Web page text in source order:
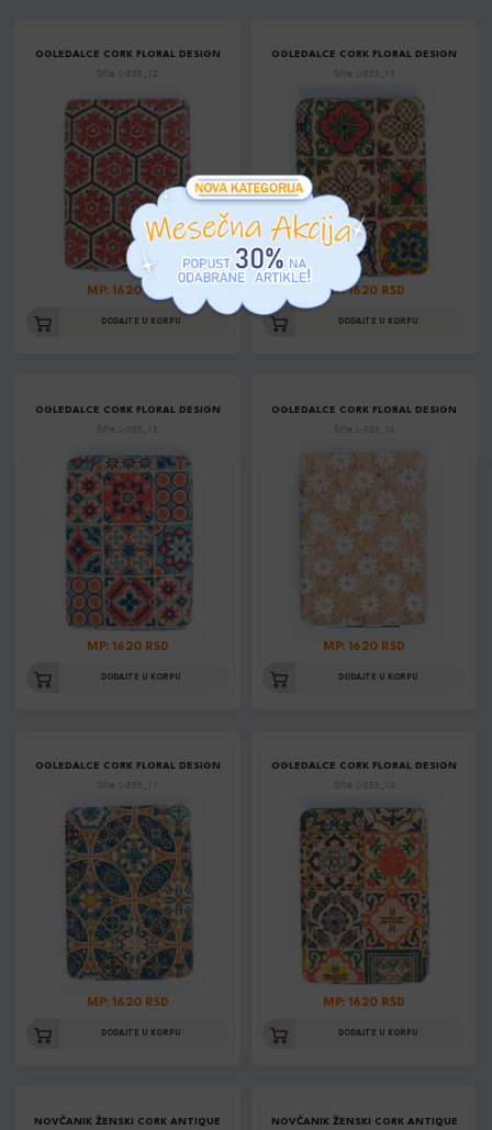
OGLEDALCE CORK FLORAL DESIGN
Šifra: L-855_12
MP: 1620 RSD
DODAJTE U KORPU
OGLEDALCE CORK FLORAL DESIGN
Šifra: L-855_13
MP: 1620 RSD
DODAJTE U KORPU
OGLEDALCE CORK FLORAL DESIGN
Šifra: L-855_15
MP: 1620 RSD
DODAJTE U KORPU
OGLEDALCE CORK FLORAL DESIGN
Šifra: L-855_10
MP: 1620 RSD
DODAJTE U KORPU
OGLEDALCE CORK FLORAL DESIGN
Šifra: L-855_11
MP: 1620 RSD
DODAJTE U KORPU
OGLEDALCE CORK FLORAL DESIGN
Šifra: L-855_14
MP: 1620 RSD
DODAJTE U KORPU
NOVČANIK ŽENSKI CORK ANTIQUE
NOVČANIK ŽENSKI CORK ANTIQUE